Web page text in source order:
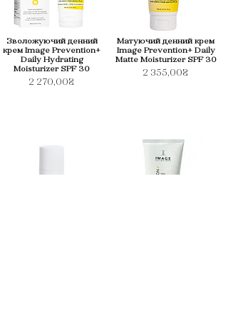
Зволожуючий денний
крем Image Prevention+
Daily Hydrating
Moisturizer SPF 30
2 270,00₴
Матуючий денний крем
Image Prevention+ Daily
Matte Moisturizer SPF 30
2 355,00₴